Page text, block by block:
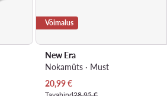
Võimalus
New Era
Nokamüts · Must
Praegune hind
20,99€